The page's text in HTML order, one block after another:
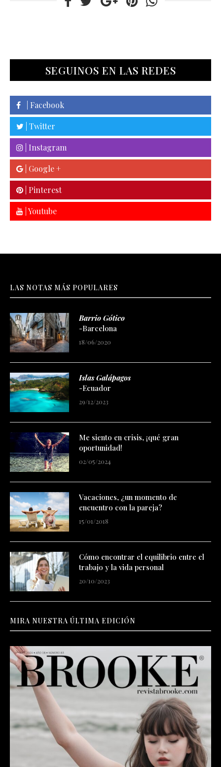
SEGUINOS EN LAS REDES
| Facebook
| Twitter
| Instagram
| Google +
| Pinterest
| Youtube
LAS NOTAS MÁS POPULARES
Barrio Gótico
-Barcelona
18/06/2020
Islas Galápagos
-Ecuador
29/12/2023
Me siento en crisis, ¡qué gran
oportunidad!
02/05/2024
Vacaciones, ¿un momento de
encuentro con la pareja?
15/01/2018
Cómo encontrar el equilibrio entre el
trabajo y la vida personal
20/10/2023
MIRA NUESTRA ÚLTIMA EDICIÓN